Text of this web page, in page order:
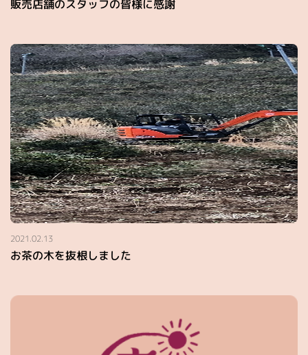
販売店舗のスタッフの皆様に感謝
2021.02.13
お茶の木を抜根しました